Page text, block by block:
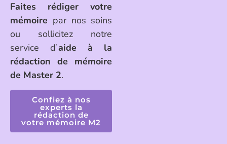
Faites rédiger votre
mémoire par nos soins
ou sollicitez notre
service d’aide à la
rédaction de mémoire
de Master 2.
Confiez à nos
experts la
rédaction de
votre mémoire M2